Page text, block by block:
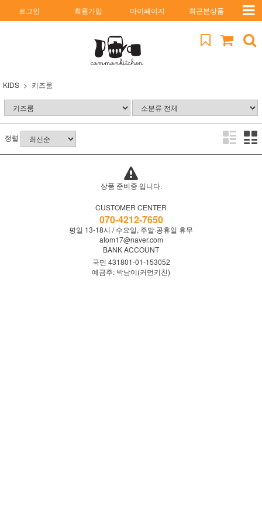
로그인 회원가입 마이페이지 최근본상품
KIDS 키즈룸
정렬
상품 준비중 입니다.
CUSTOMER CENTER
070-4212-7650
평일 13-18시 / 수요일, 주말·공휴일 휴무
atom17@naver.com
BANK ACCOUNT
국민 431801-01-153052
예금주: 박남이(커먼키친)